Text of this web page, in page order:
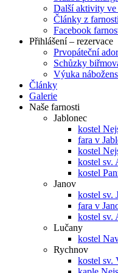
Další aktivity ve
Články z farnosti
Facebook
Přihlášení – rezervace
Prvopáteční
Schůzky
Výuka
Články
Galerie
Naše farnosti
Jablonec
kostel
fara v
kostel
kostel sv.
kostel
Janov
kostel sv.
fara v
kostel sv.
Lučany
kostel
Rychnov
kostel sv.